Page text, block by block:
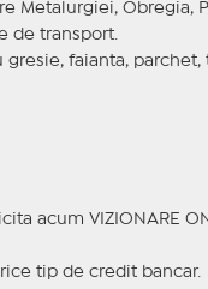
Metalurgiei, Obregia,
de transport.
faianta, parchet,
acum VIZIONARE
tip de credit bancar.